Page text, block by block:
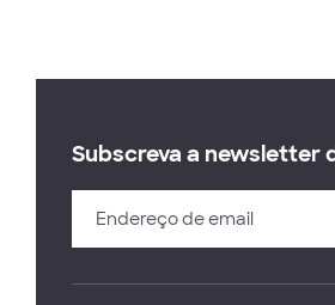
Subscreva a newsletter